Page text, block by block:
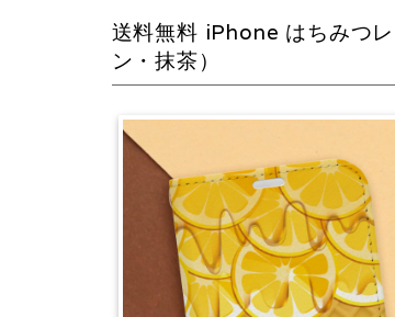
送料無料 iPhone はちみつ
ン・抹茶）